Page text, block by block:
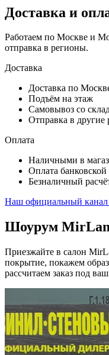
Доставка и
Работаем по Москве и
отправка в регионы.
Доставка
Доставка по
Подъём на этаж
Самовывоз со
Отправка в
Оплата
Наличными в
Оплата банковской
Безналичный
Наш официальный канал
Шоурум
Приезжайте в салон
покрытие, покажем
рассчитаем заказ под